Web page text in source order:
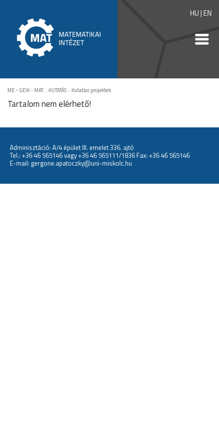
HU|EN
ME - GEIK - MAT:: KUTATÁS:: Kutatási projektek
Tartalom nem elérhető!
Adminisztáció: A/4 épület III. emelet 336. ajtó
Tel.: +36 46 565146vagy+36 46 565111/1836Fax: +36 46 565146
E-mail: gergone.apatoczky@uni-miskolc.hu